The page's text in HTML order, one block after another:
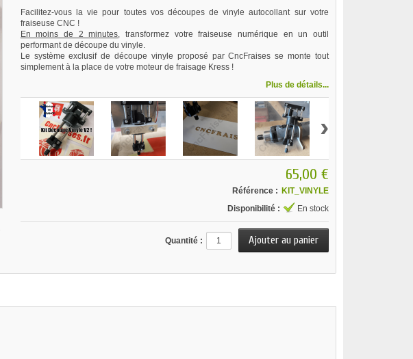
Facilitez-vous la vie pour toutes vos découpes de vinyle autocollant sur votre
fraiseuse CNC !
En moins de 2 minutes, transformez votre fraiseuse numérique en un outil
performant de découpe du vinyle.
Le système exclusif de découpe vinyle proposé par CncFraises se monte tout
simplement à la place de votre moteur de fraisage Kress !
Plus de détails...
›
65,00 €
Référence : KIT_VINYLE
Disponibilité :
En stock
Quantité :